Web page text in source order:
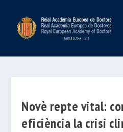
Novè repte vital:
eficiència la crisi